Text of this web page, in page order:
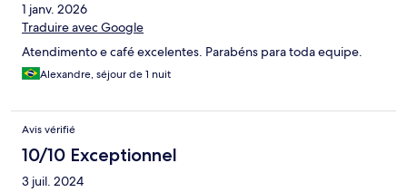
1 janv. 2026
Traduire avec Google
Atendimento e café excelentes. Parabéns para toda equipe.
Alexandre, séjour de 1 nuit
Avis vérifié
10/10 Exceptionnel
3 juil. 2024